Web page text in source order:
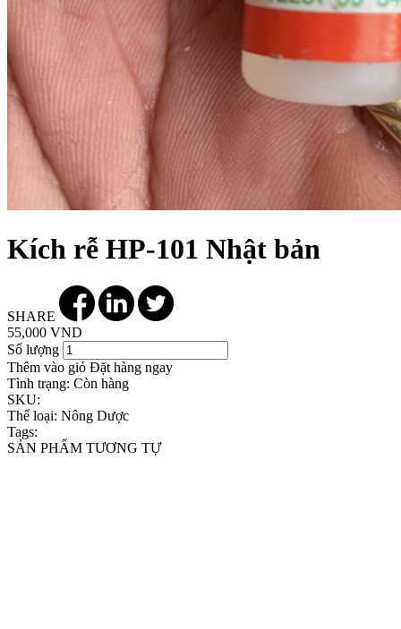
Kích rễ HP-101 Nhật bản
SHARE
55,000 VND
Số lượng
Thêm vào giỏ Đặt hàng ngay
Tình trạng: Còn hàng
SKU:
Thể loại: Nông Dược
Tags:
SẢN PHẨM TƯƠNG TỰ